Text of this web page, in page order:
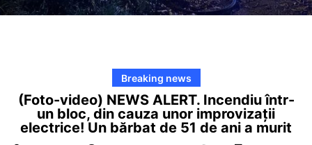
Breaking news
(Foto-video) NEWS ALERT. Incendiu într-
un bloc, din cauza unor improvizații
electrice! Un bărbat de 51 de ani a murit